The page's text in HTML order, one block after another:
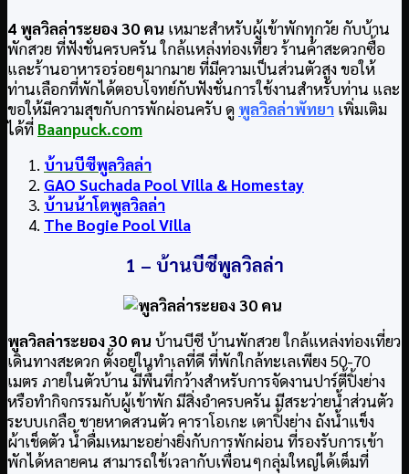
4 พูลวิลล่าระยอง 30 คน เหมาะสำหรับผู้เข้าพักทุกวัย กับบ้าน
พักสวย ที่ฟังชั่นครบครัน ใกล้แหล่งท่องเที่ยว ร้านค้าสะดวกซื้อ
และร้านอาหารอร่อยๆมากมาย ที่มีความเป็นส่วนตัวสูง ขอให้
ท่านเลือกที่พักได้ตอบโจทย์กับฟังชั่นการใช้งานสำหรับท่าน และ
ขอให้มีความสุขกับการพักผ่อนครับ ดู พูลวิลล่าพัทยา เพิ่มเติม
ได้ที่ Baanpuck.com
บ้านบีซีพูลวิลล่า
GAO Suchada Pool Villa & Homestay
บ้านน้าโตพูลวิลล่า
The Bogie Pool Villa
1 – บ้านบีซีพูลวิลล่า
พูลวิลล่าระยอง 30 คน บ้านบีซี บ้านพักสวย ใกล้แหล่งท่องเที่ยว
เดินทางสะดวก ตั้งอยู่ในทำเลที่ดี ที่พักใกล้ทะเลเพียง 50-70
เมตร ภายในตัวบ้าน มีพื้นที่กว้างสำหรับการจัดงานปาร์ตี้ปิ้งย่าง
หรือทำกิจกรรมกับผู้เข้าพัก มีสิ่งอำครบครัน มีสระว่ายน้ำส่วนตัว
ระบบเกลือ ชายหาดสวนตัว คาราโอเกะ เตาปิ้งย่าง ถังน้ำแข็ง
ผ้าเช็ดตัว น้ำดื่มเหมาะอย่างยิ่งกับการพักผ่อน ที่รองรับการเข้า
พักได้หลายคน สามารถใช้เวลากับเพื่อนๆกลุ่มใหญ่ได้เต็มที่